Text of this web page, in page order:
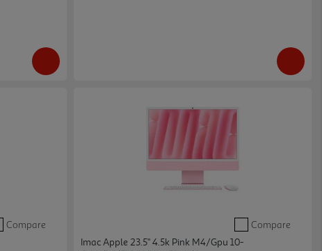
Compare
Compare
Imac Apple 23.5" 4.5k Pink M4/gpu 10-